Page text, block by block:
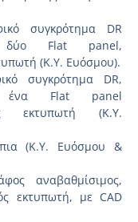
συγκρότημα DR
δύο Flat panel,
(Κ.Υ. Ευόσμου).
συγκρότημα DR,
ένα Flat panel
εκτυπωτή (Κ.Υ.
(Κ.Υ. Ευόσμου &
αναβαθμίσιμος,
εκτυπωτή, με CAD